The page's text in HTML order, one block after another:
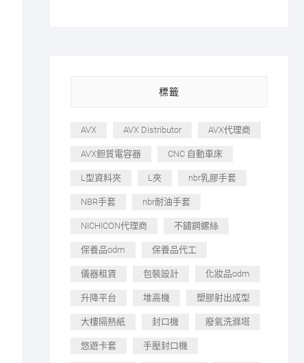
標籤
AVX AVX Distributor AVX代理商
AVX鉭質電容器 CNC 自動車床
L型資料夾 L夾 nbr乳膠手套
NBR手套 nbr耐油手套
NICHICON代理商 不鏽鋼螺絲
保養品odm 保養品代工
儀器租賃 包裝設計 化妝品odm
升降平台 堆高機 塑膠射出成型
大樓隔熱紙 封口機 廢氣洗滌塔
悠遊卡套 手壓封口機